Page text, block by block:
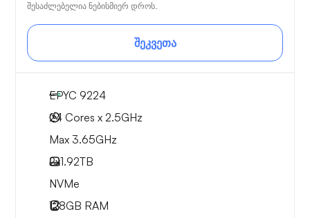
შესაძლებელია ნებისმიერ დროს.
შეკვეთა
EPYC 9224
24 Cores x 2.5GHz
Max 3.65GHz
2x1.92TB
NVMe
128GB RAM